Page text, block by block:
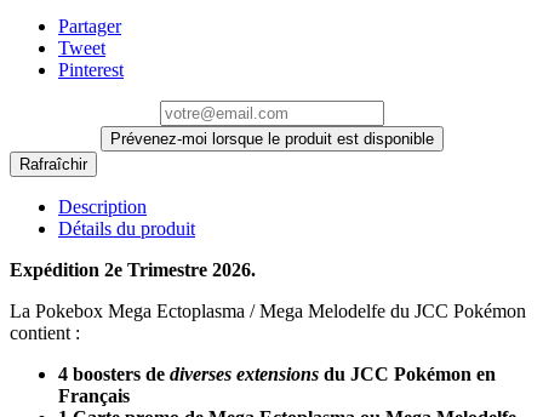
Partager
Tweet
Pinterest
Prévenez-moi lorsque le produit est disponible
Description
Détails du produit
Expédition 2e Trimestre 2026.
La Pokebox Mega Ectoplasma / Mega Melodelfe du JCC Pokémon
contient :
4 boosters de diverses extensions du JCC Pokémon en
Français